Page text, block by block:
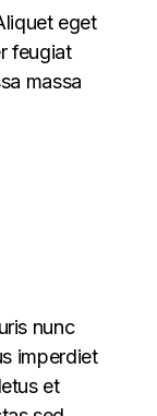
eget
feugiat
massa
nunc
imperdiet
et